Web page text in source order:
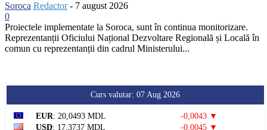
Soroca Redactor - 7 august 2026
0
Proiectele implementate la Soroca, sunt în continua monitorizare.
Reprezentanții Oficiului Național Dezvoltare Regională și Locală în
comun cu reprezentanții din cadrul Ministerului...
Curs valutar: 07 Aug 2026
EUR: 20,0493 MDL
-0,0043 ▼
USD: 17,3737 MDL
-0,0045 ▼